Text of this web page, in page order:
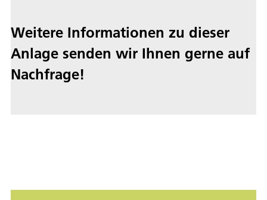
Weitere Informationen zu dieser
Anlage senden wir Ihnen gerne auf
Nachfrage!